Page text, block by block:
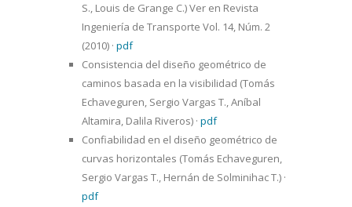
S., Louis de Grange C.) Ver en Revista
Ingeniería de Transporte Vol. 14, Núm. 2
(2010) · pdf
Consistencia del diseño geométrico de
caminos basada en la visibilidad (Tomás
Echaveguren, Sergio Vargas T., Aníbal
Altamira, Dalila Riveros) · pdf
Confiabilidad en el diseño geométrico de
curvas horizontales (Tomás Echaveguren,
Sergio Vargas T., Hernán de Solminihac T.) ·
pdf